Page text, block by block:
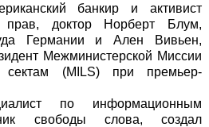
банкир и активист
прав, доктор Норберт Блум,
Германии и Ален Вивьен,
Межминистерской Миссии
сектам (MILS) при премьер-
по информационным
свободы слова, создал